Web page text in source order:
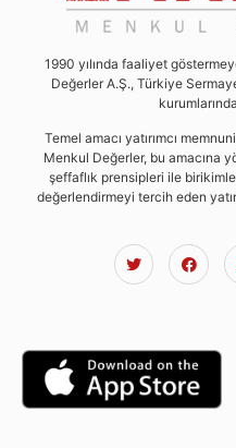
1990 yılında faaliyet
Değerler A.Ş., Türkiye
Temel amacı yatırımcı
Menkul Değerler, bu amacına
şeffaflık prensipleri ile
değerlendirmeyi tercih eden